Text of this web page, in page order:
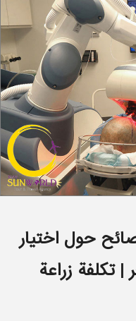
حول اختيار
تكلفة زراعة